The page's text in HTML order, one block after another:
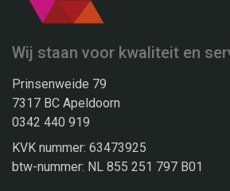
Wij staan voor kwaliteit en
Prinsenweide 79
7317 BC Apeldoorn
0342 440 919
KVK nummer: 63473925
btw-nummer: NL 855 251 797 B01